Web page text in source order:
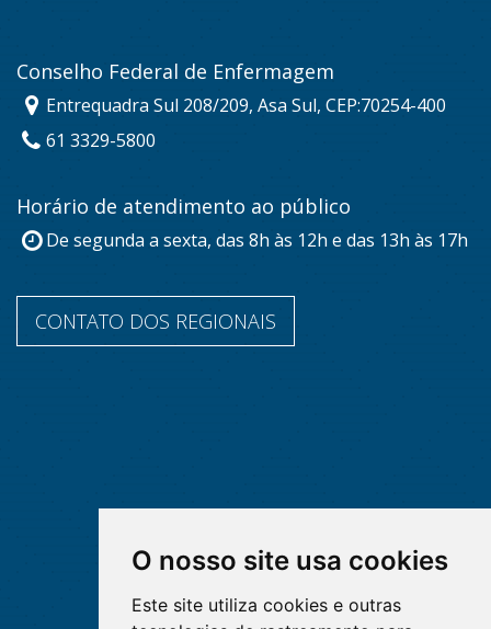
O nosso site usa cookies
Este site utiliza cookies e outras
Conselho Federal de Enfermagem
Entrequadra Sul 208/209, Asa Sul, CEP:70254-400
61 3329-5800
Horário de atendimento ao público
De segunda a sexta, das 8h às 12h e das 13h às 17h
CONTATO DOS REGIONAIS